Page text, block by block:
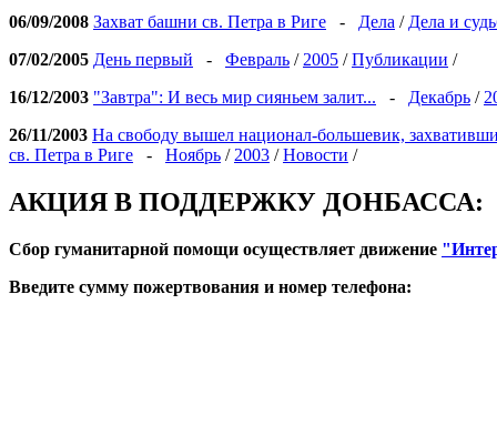
06/09/2008 Захват башни св. Петра в Риге - Дела /Дела и
07/02/2005 День первый - Февраль /2005 /Публикации /
16/12/2003 "Завтра": И весь мир сияньем залит... - Декабрь /
26/11/2003 На свободу вышел национал-большевик,
св. Петра в Риге - Ноябрь /2003 /Новости /
АКЦИЯ В ПОДДЕРЖКУ ДОНБАССА:
Сбор гуманитарной помощи осуществляет движение
Введите сумму пожертвования и номер телефона: